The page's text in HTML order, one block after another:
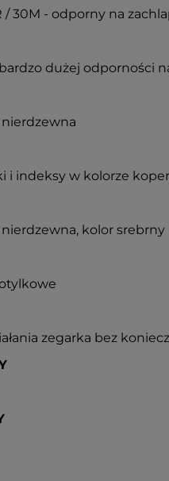
/ 30M - odporny na
dużej odporności
i indeksy w kolorze
kolor srebrny
zegarka bez